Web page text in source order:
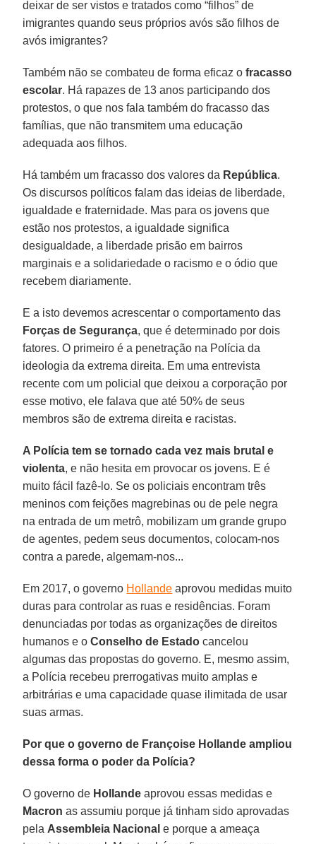
deixar de ser vistos e tratados como “filhos” de
imigrantes quando seus próprios avós são filhos de
avós imigrantes?
Também não se combateu de forma eficaz ofracasso
escolar. Há rapazes de 13 anos participando dos
protestos, o que nos fala também do fracasso das
famílias, que não transmitem uma educação
adequada aos filhos.
Há também um fracasso dos valores da República.
Os discursos políticos falam das ideias de liberdade,
igualdade e fraternidade. Mas para os jovens que
estão nos protestos, a igualdade significa
desigualdade, a liberdade prisão em bairros
marginais e a solidariedade o racismo e o ódio que
recebem diariamente.
E a isto devemos acrescentar o comportamento das
Forças de Segurança, que é determinado por dois
fatores. O primeiro é a penetração na Polícia da
ideologia da extrema direita. Em uma entrevista
recente com um policial que deixou a corporação por
esse motivo, ele falava que até 50% de seus
membros são de extrema direita e racistas.
A Polícia tem se tornado cada vez mais brutal e
violenta, e não hesita em provocar os jovens. E é
muito fácil fazê-lo. Se os policiais encontram três
meninos com feições magrebinas ou de pele negra
na entrada de um metrô, mobilizam um grande grupo
de agentes, pedem seus documentos, colocam-nos
contra a parede, algemam-nos...
Em 2017, o governo Hollande aprovou medidas muito
duras para controlar as ruas e residências. Foram
denunciadas por todas as organizações de direitos
humanos e oConselho de Estado cancelou
algumas das propostas do governo. E, mesmo assim,
a Polícia recebeu prerrogativas muito amplas e
arbitrárias e uma capacidade quase ilimitada de usar
suas armas.
Por que o governo de Françoise Hollande ampliou
dessa forma o poder da Polícia?
O governo de Hollande aprovou essas medidas e
Macron as assumiu porque já tinham sido aprovadas
pela Assembleia Nacional e porque a ameaça